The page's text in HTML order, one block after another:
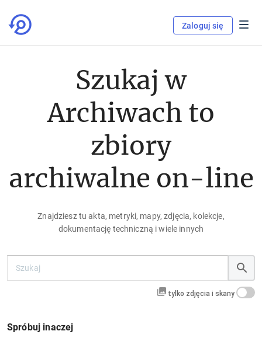
Zaloguj się
Szukaj w
Archiwach to
zbiory
archiwalne on-line
Znajdziesz tu akta, metryki, mapy, zdjęcia, kolekcje,
dokumentację techniczną i wiele innych
tylko zdjęcia i skany
Spróbuj inaczej